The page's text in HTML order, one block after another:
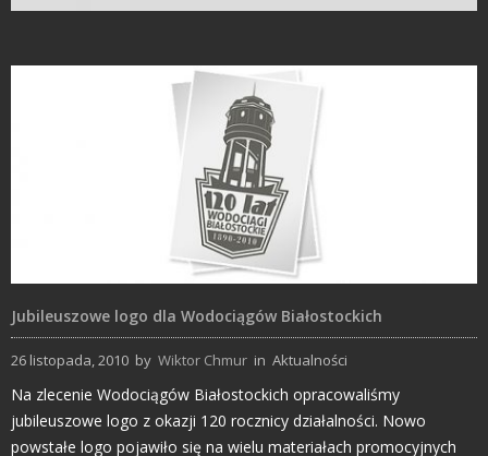
Jubileuszowe logo dla Wodociągów Białostockich
26 listopada, 2010 by Wiktor Chmur in Aktualności
Na zlecenie Wodociągów Białostockich opracowaliśmy
jubileuszowe logo z okazji 120 rocznicy działalności. Nowo
powstałe logo pojawiło się na wielu materiałach promocyjnych